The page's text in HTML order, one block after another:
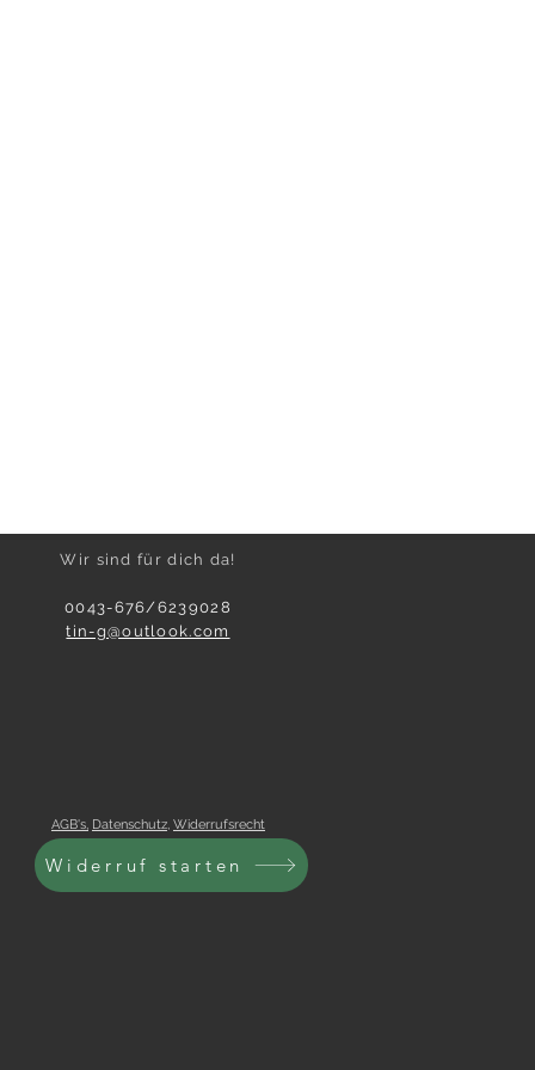
Wir sind für dich da!
0043-676/6239028
tin-g@outlook.com
AGB's, Datenschutz, Widerrufsrecht
Widerruf starten